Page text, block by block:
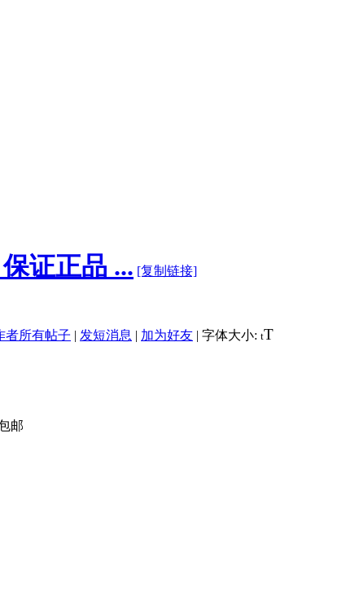
证正品 ... [复制链接]
者所有帖子 | 发短消息 | 加为好友 | 字体大小: tT
邮